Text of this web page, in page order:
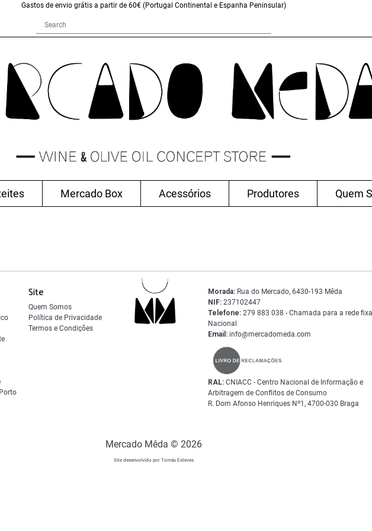
Gastos de envio grátis a partir de 60€ (Portugal Continental e Espanha Peninsular)
Mercado Box Acessórios Produtores Quem
Site
Quem Somos
Política de Privacidade
Termos e Condições
Morada:Rua do Mercado, 6430-193 Mêda
NIF:237102447
Telefone:279 883 038 - Chamada para a rede fixa
Nacional
Email:info@mercadomeda.com
RAL:CNIACC - Centro Nacional de Informação e
Arbitragem de Conflitos de Consumo
R. Dom Afonso Henriques Nº1, 4700-030 Braga
Mercado Mêda © 2026
Site desenvolvido por Tomás Esteves